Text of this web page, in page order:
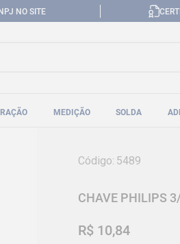
NO SITE
MEDIÇÃO SOLDA
Código: 5489
CHAVE PHILIPS
R$ 10,84